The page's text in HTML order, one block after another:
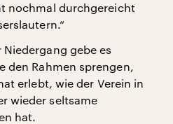
nochmal durchgereicht
gebe es
den Rahmen sprengen,
erlebt, wie der Verein in
wieder seltsame
hat.